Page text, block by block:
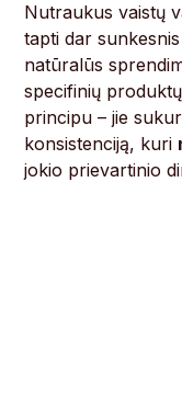
Nutraukus vaistų
tapti dar
natūralūs
specifinių
principu – jie
konsistenciją, kuri
jokio prievartinio